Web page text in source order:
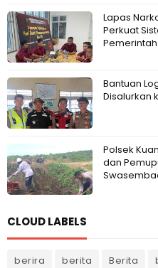
Lapas
Perkuat
Pemerintah
Bantuan
Disalurkan
Polsek
dan
CLOUD LABELS
berira berita Berita